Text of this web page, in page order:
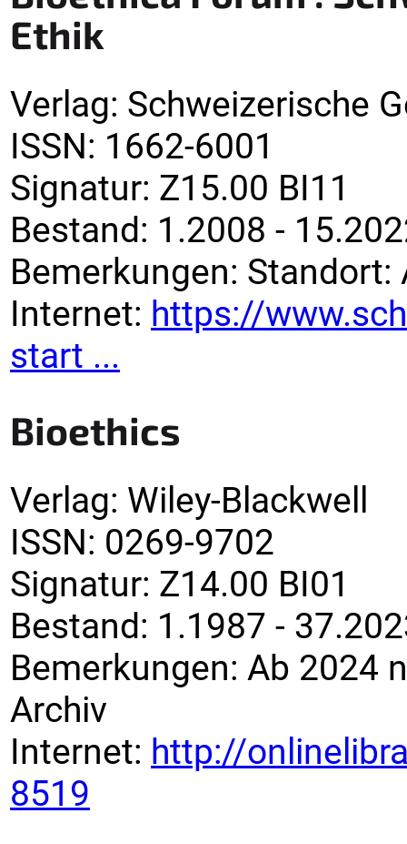
Ethik
Verlag: Schweizerische
ISSN: 1662-6001
Signatur: Z15.00 BI11
Bestand: 1.2008 -
Bemerkungen: Standort:
Internet: https://
start ...
Bioethics
Verlag: Wiley-Blackwell
ISSN: 0269-9702
Signatur: Z14.00 BI01
Bestand: 1.1987 -
Bemerkungen: Ab 2024
Archiv
Internet: http://
8519